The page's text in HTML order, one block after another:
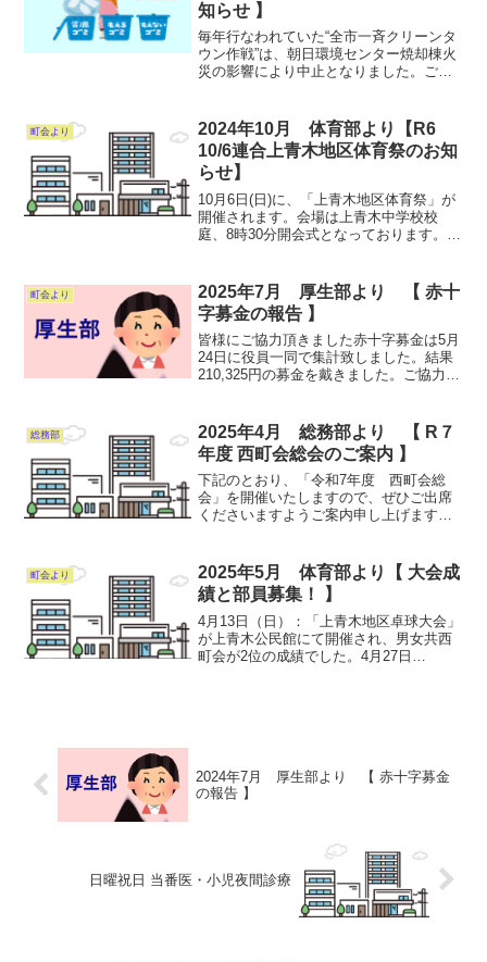
知らせ 】
毎年行なわれていた“全市一斉クリーンタ
ウン作戦”は、朝日環境センター焼却棟火
災の影響により中止となりました。ごみ
を通し環境美化には、ご協力をよろしく
お願いいたします。 ...
町会より
2024年10月 体育部より【R6
10/6連合上青木地区体育祭のお知
らせ】
10月6日(日)に、「上青木地区体育祭」が
開催されます。会場は上青木中学校校
庭、8時30分開会式となっております。ご
催予定でした、「川口市民体育祭中央大
会」に西町会...
町会より
2025年7月 厚生部より 【 赤十
字募金の報告 】
皆様にご協力頂きました赤十字募金は5月
24日に役員一同で集計致しました。結果
210,325円の募金を戴きました。ご協力に
せて頂きました。 厚生部長
総務部
2025年4月 総務部より 【 R７
年度 西町会総会のご案内 】
下記のとおり、「令和7年度 西町会総
会」を開催いたしますので、ぜひご出席
くださいますようご案内申し上げます。
資料は、4月中旬には配布できるよう只
今、作成しており...
町会より
2025年5月 体育部より【 大会成
績と部員募集！ 】
4月13日（日）：「上青木地区卓球大会」
が上青木公民館にて開催され、男女共西
町会が2位の成績でした。4月27日
2024年7月 厚生部より 【 赤十字募金
の報告 】
日曜祝日 当番医・小児夜間診療